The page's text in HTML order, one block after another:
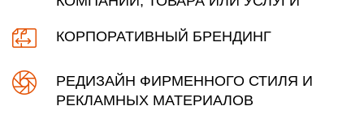
КОРПОРАТИВНЫЙ БРЕНДИНГ
РЕДИЗАЙН ФИРМЕННОГО СТИЛЯ И
РЕКЛАМНЫХ МАТЕРИАЛОВ